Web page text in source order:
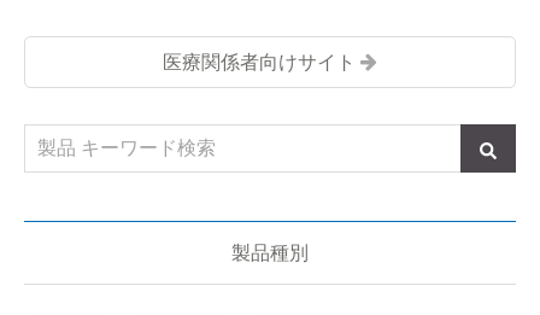
医療関係者向けサイト
製品種別